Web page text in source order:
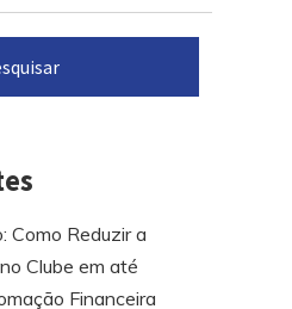
Como Reduzir a
Clube em até
Financeira